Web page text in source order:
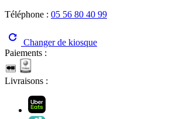
Téléphone : 05 56 80 40 99
Changer de kiosque
Paiements :
Livraisons :